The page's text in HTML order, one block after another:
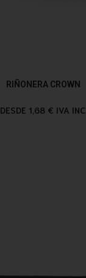
RIÑONERA CROWN
DESDE 1,68 € IVA INC.